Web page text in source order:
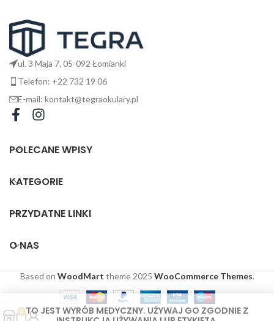
ul. 3 Maja 7, 05-092 Łomianki
Telefon: +22 732 19 06
E-mail: kontakt@tegraokulary.pl
POLECANE WPISY
KATEGORIE
PRZYDATNE LINKI
O NAS
Based on WoodMart theme2025 WooCommerce Themes.
0 TO JEST WYRÓB MEDYCZNY. UŻYWAJ GO ZGODNIE Z